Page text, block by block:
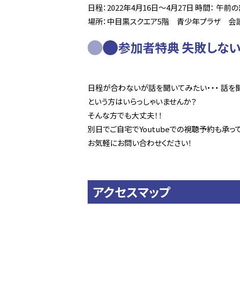
日程：2022年4月16日～4月27日 時間： 午前
場所：中目黒スクエア5階 青少年プラザ 会
参加者特典 失敗しな
日程が合わないが話を聞いてみたい・・・ 話を
という方はいらっしゃいませんか？
そんな方でも大丈夫！！
別日でご自宅でYoutubeでの視聴予約も承って
お気軽にお問い合わせください！
アクセスマップ